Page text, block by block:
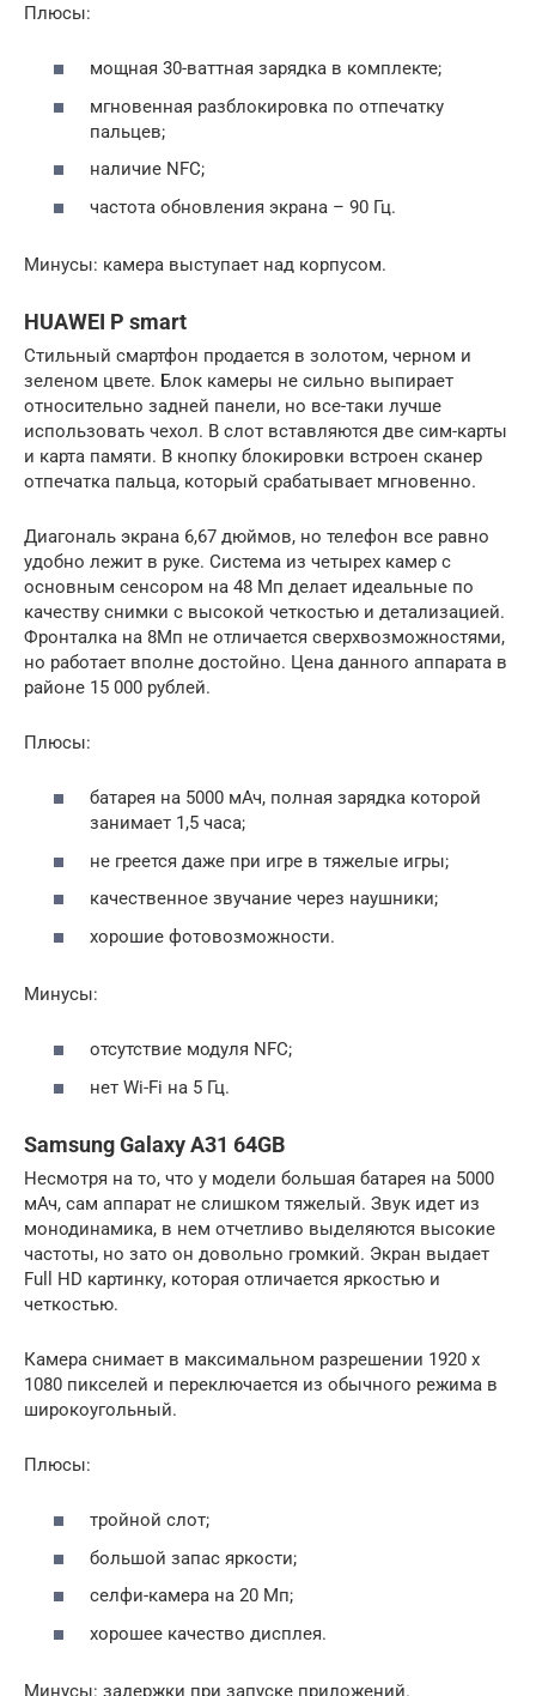
Плюсы:
мощная 30-ваттная зарядка в комплекте;
мгновенная разблокировка по отпечатку
пальцев;
наличие NFC;
частота обновления экрана – 90 Гц.
Минусы: камера выступает над корпусом.
HUAWEI P smart
Стильный смартфон продается в золотом, черном и
зеленом цвете. Блок камеры не сильно выпирает
относительно задней панели, но все-таки лучше
использовать чехол. В слот вставляются две сим-карты
и карта памяти. В кнопку блокировки встроен сканер
отпечатка пальца, который срабатывает мгновенно.
Диагональ экрана 6,67 дюймов, но телефон все равно
удобно лежит в руке. Система из четырех камер с
основным сенсором на 48 Мп делает идеальные по
качеству снимки с высокой четкостью и детализацией.
Фронталка на 8Мп не отличается сверхвозможностями,
но работает вполне достойно. Цена данного аппарата в
районе 15 000 рублей.
Плюсы:
батарея на 5000 мАч, полная зарядка которой
занимает 1,5 часа;
не греется даже при игре в тяжелые игры;
качественное звучание через наушники;
хорошие фотовозможности.
Минусы:
отсутствие модуля NFC;
нет Wi-Fi на 5 Гц.
Samsung Galaxy A31 64GB
Несмотря на то, что у модели большая батарея на 5000
мАч, сам аппарат не слишком тяжелый. Звук идет из
монодинамика, в нем отчетливо выделяются высокие
частоты, но зато он довольно громкий. Экран выдает
Full HD картинку, которая отличается яркостью и
четкостью.
Камера снимает в максимальном разрешении 1920 x
1080 пикселей и переключается из обычного режима в
широкоугольный.
Плюсы:
тройной слот;
большой запас яркости;
селфи-камера на 20 Мп;
хорошее качество дисплея.
Минусы: задержки при запуске приложений.